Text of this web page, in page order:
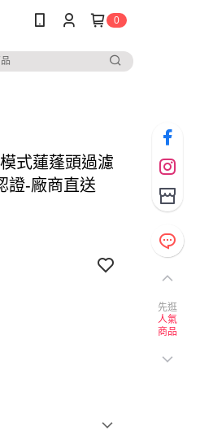
0
式蓮蓬頭過濾
證-廠商直送
先逛
人氣
商品